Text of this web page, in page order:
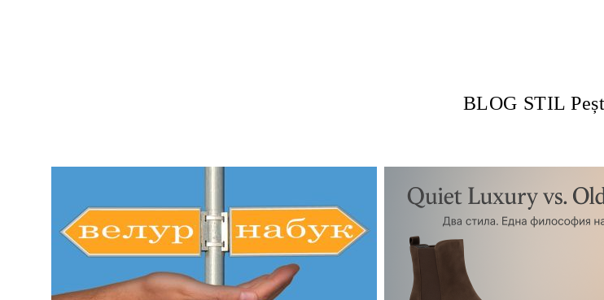
BLOG STIL